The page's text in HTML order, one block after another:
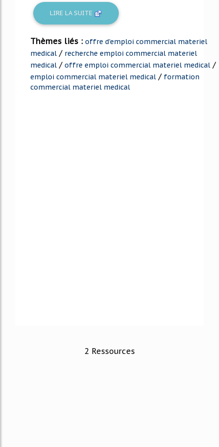
LIRE LA SUITE
Thèmes liés : offre d'emploi commercial materiel
medical / recherche emploi commercial materiel
medical / offre emploi commercial materiel medical /
emploi commercial materiel medical / formation
commercial materiel medical
2 Ressources